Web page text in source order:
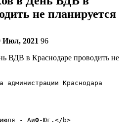
не планируется
Июл, 2021 96
администрации
29 июля - АиФ-Юг.</b>